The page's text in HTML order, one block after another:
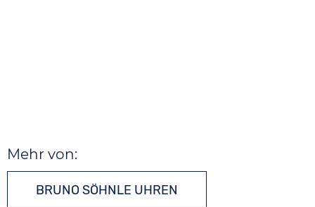
Mehr von:
BRUNO SÖHNLE UHREN